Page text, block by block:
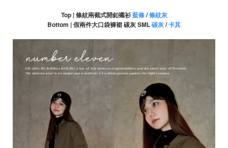
Top | 條紋兩截式開釦襯衫藍條/條紋灰
Bottom | 假兩件大口袋褲裙 碳灰 SML碳灰/卡其